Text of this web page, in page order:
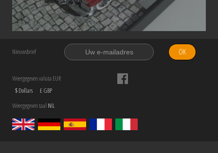
Nieuwsbrief OK
Weergegeven valuta EUR
$ Dollars
£ GBP
Weergegeven taal NL